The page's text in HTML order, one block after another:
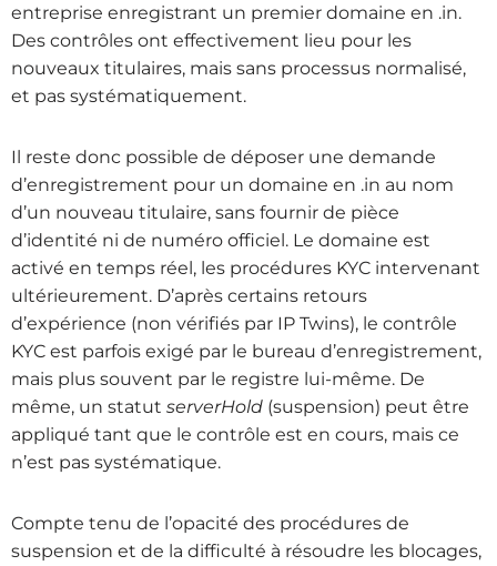
entreprise enregistrant un premier domaine en .in.
Des contrôles ont effectivement lieu pour les
nouveaux titulaires, mais sans processus normalisé,
et pas systématiquement.
Il reste donc possible de déposer une demande
d’enregistrement pour un domaine en .in au nom
d’un nouveau titulaire, sans fournir de pièce
d’identité ni de numéro officiel. Le domaine est
activé en temps réel, les procédures KYC intervenant
ultérieurement. D’après certains retours
d’expérience (non vérifiés par IP Twins), le contrôle
KYC est parfois exigé par le bureau d’enregistrement,
mais plus souvent par le registre lui-même. De
même, un statut serverHold (suspension) peut être
appliqué tant que le contrôle est en cours, mais ce
n’est pas systématique.
Compte tenu de l’opacité des procédures de
suspension et de la difficulté à résoudre les blocages,